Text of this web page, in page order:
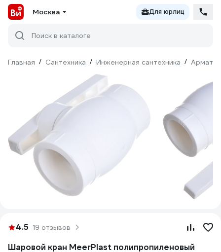
Москва Для юрлиц
Поиск в каталоге
Главная / Сантехника / Инженерная сантехника /
4.5 19 отзывов
Шаровой кран MeerPlast полипропиленовый